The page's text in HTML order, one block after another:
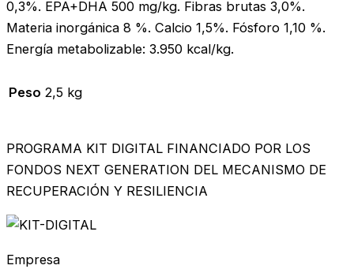
0,3%. EPA+DHA 500 mg/kg. Fibras brutas 3,0%.
Materia inorgánica 8 %. Calcio 1,5%. Fósforo 1,10 %.
Energía metabolizable: 3.950 kcal/kg.
Peso 2,5 kg
PROGRAMA KIT DIGITAL FINANCIADO POR LOS
FONDOS NEXT GENERATION DEL MECANISMO DE
RECUPERACIÓN Y RESILIENCIA
Empresa